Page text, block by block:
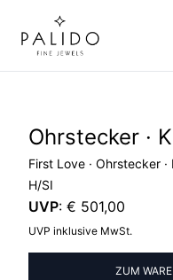
Ohrstecker ·
First Love · Ohrstecker
H/SI
UVP: € 501,00
UVP inklusive MwSt.
ZUM